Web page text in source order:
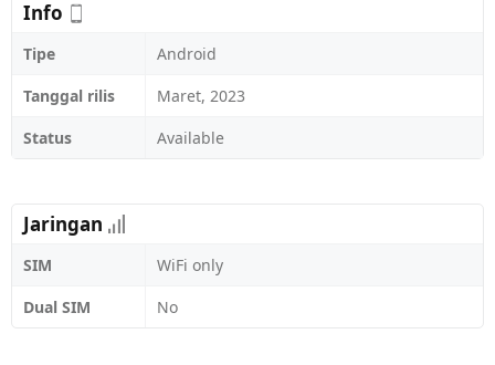
Info
Tipe
Android
Tanggal rilis
Maret, 2023
Status
Available
Jaringan
SIM
WiFi only
Dual SIM
No